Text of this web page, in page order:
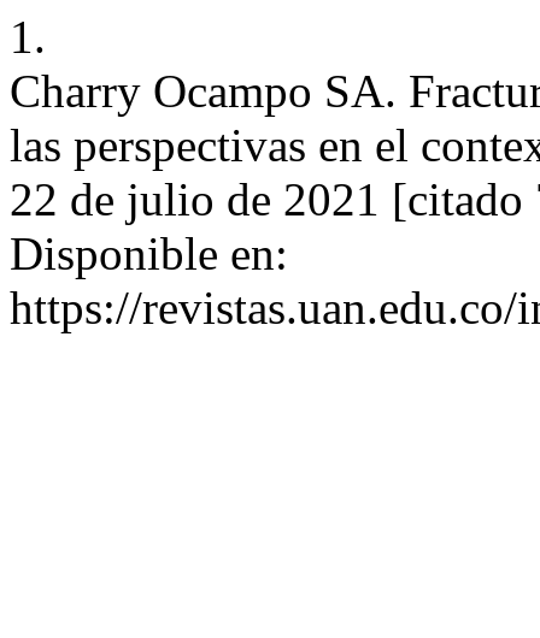
1.
Charry Ocampo SA.
las perspectivas en el
22 de julio de 2021 [citado
Disponible en:
https://